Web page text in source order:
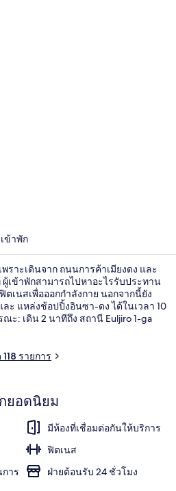
ข้าพัก
ราะเดินจาก ถนนการค้าเมียงดง และ
เข้าพักสามารถไปหาอะไรรับประทาน
เนสเพื่อออกกำลังกาย นอกจากนี้ยัง
ละ แหล่งช้อปปิ้งอินซา-ดง ได้ในเวลา 10
: เดิน 2 นาทีถึง สถานี Euljiro 1-ga
รายการ
ยอดนิยม
มีห้องที่เชื่อมต่อกันให้บริการ
ฟิตเนส
าร
ฝ่ายต้อนรับ 24 ชั่วโมง